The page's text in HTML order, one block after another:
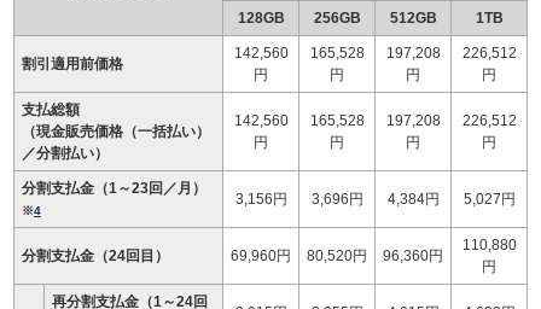
128GB 256GB 512GB 1TB
割引適用前価格
142,560
円
165,528
円
197,208
円
226,512
円
支払総額
（現金販売価格（一括払い）
／分割払い）
142,560
円
165,528
円
197,208
円
226,512
円
分割支払金（1～23回／月）
※4
3,156円 3,696円 4,384円 5,027円
分割支払金（24回目） 69,960円 80,520円 96,360円
110,880
円
再分割支払金（1～24回